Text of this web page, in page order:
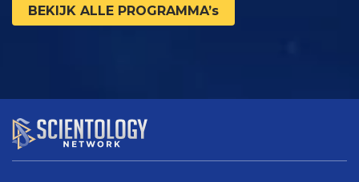
BEKIJK ALLE PROGRAMMA’s